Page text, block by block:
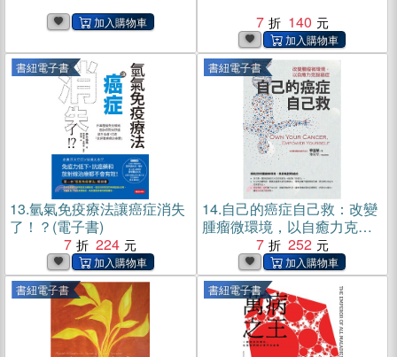
7
140
書紐電子書
13.氫氣免疫療法讓癌症消失
了！？(電子書)
7
224
書紐電子書
14.自己的癌症自己救：改變
腫瘤微環境，以自癒力克服
癌症(電子書)
7 252
書紐電子書 書紐電子書